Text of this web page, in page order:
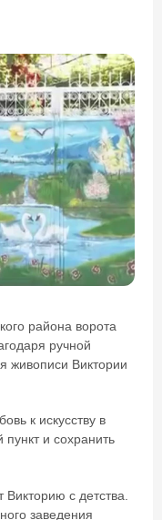
района ворота
ручной
живописи Виктории
к искусству в
и сохранить
с детства.
заведения